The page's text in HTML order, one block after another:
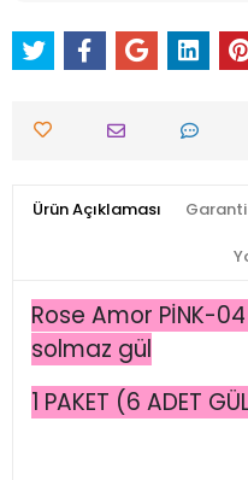
Ürün Açıklaması
Rose Amor PİNK-04
solmaz gül
1 PAKET (6 ADET